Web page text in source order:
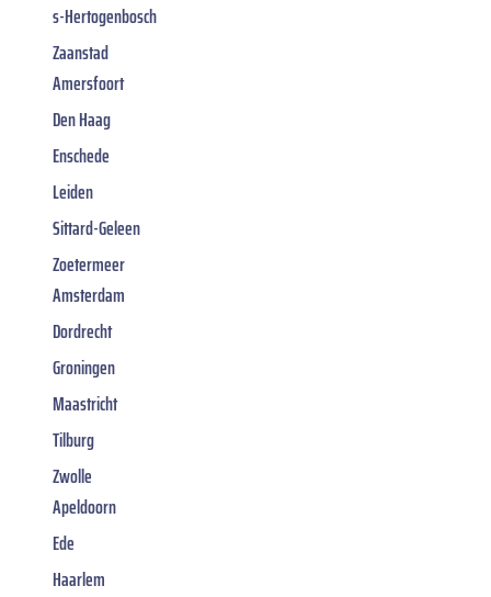
s-Hertogenbosch
Zaanstad
Amersfoort
Den Haag
Enschede
Leiden
Sittard-Geleen
Zoetermeer
Amsterdam
Dordrecht
Groningen
Maastricht
Tilburg
Zwolle
Apeldoorn
Ede
Haarlem